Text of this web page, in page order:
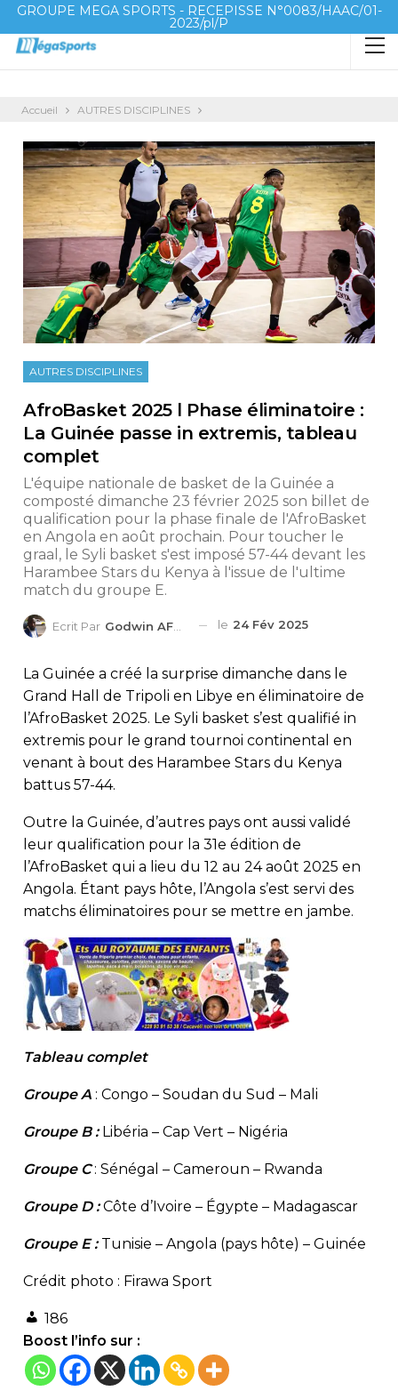
GROUPE MEGA SPORTS - RECEPISSE N°0083/HAAC/01-
2023/pl/P
Accueil AUTRES DISCIPLINES
AUTRES DISCIPLINES
AfroBasket 2025 l Phase éliminatoire :
La Guinée passe in extremis, tableau
complet
L'équipe nationale de basket de la Guinée a
composté dimanche 23 février 2025 son billet de
qualification pour la phase finale de l'AfroBasket
en Angola en août prochain. Pour toucher le
graal, le Syli basket s'est imposé 57-44 devant les
Harambee Stars du Kenya à l'issue de l'ultime
match du groupe E.
Ecrit Par Godwin AFEDO le 24 Fév 2025
La Guinée a créé la surprise dimanche dans le
Grand Hall de Tripoli en Libye en éliminatoire de
l’AfroBasket 2025. Le Syli basket s’est qualifié in
extremis pour le grand tournoi continental en
venant à bout des Harambee Stars du Kenya
battus 57-44.
Outre la Guinée, d’autres pays ont aussi validé
leur qualification pour la 31e édition de
l’AfroBasket qui a lieu du 12 au 24 août 2025 en
Angola. Étant pays hôte, l’Angola s’est servi des
matchs éliminatoires pour se mettre en jambe.
Tableau complet
Groupe A : Congo – Soudan du Sud – Mali
Groupe B : Libéria – Cap Vert – Nigéria
Groupe C: Sénégal – Cameroun – Rwanda
Groupe D : Côte d’Ivoire – Égypte – Madagascar
Groupe E : Tunisie – Angola (pays hôte) – Guinée
Crédit photo : Firawa Sport
186
Boost l’info sur :